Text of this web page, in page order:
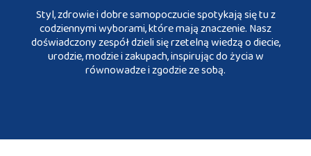
Styl, zdrowie i dobre samopoczucie spotykają się tu z
codziennymi wyborami, które mają znaczenie. Nasz
doświadczony zespół dzieli się rzetelną wiedzą o diecie,
urodzie, modzie i zakupach, inspirując do życia w
równowadze i zgodzie ze sobą.